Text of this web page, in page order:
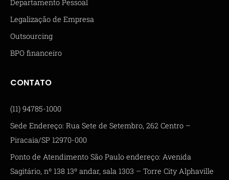
Departamento Pessoal
Legalização de Empresa
Outsourcing
BPO financeiro
CONTATO
(11) 94785-1000
Sede Endereço: Rua Sete de Setembro, 262 Centro –
Piracaia/SP 12970-000
Ponto de Atendimento São Paulo endereço: Avenida
Sagitário, nº 138 13º andar, sala 1303 – Torre City Alphaville